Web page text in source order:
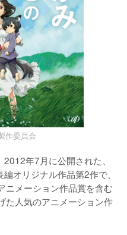
作委員会
年7月に公開された、
オリジナル作品第2作で、
ニメーション作品賞を含む
た人気のアニメーション作